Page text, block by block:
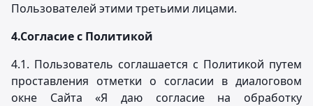
Пользователей этими третьими лицами.
4.Согласие с Политикой
4.1. Пользователь соглашается с Политикой путем
проставления отметки о согласии в диалоговом
окне Сайта «Я даю согласие на обработку